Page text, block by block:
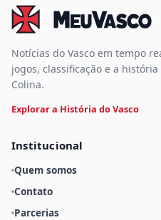
Notícias do Vasco em tempo
jogos, classificação e a
Colina.
Explorar a História do Vasco
Institucional
Quem somos
Contato
Parcerias